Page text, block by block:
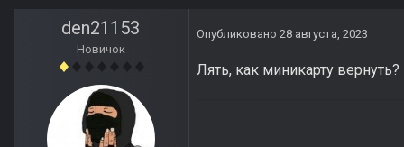
den21153
Новичок
Опубликовано 28 августа, 2023
Лять, как миникарту вернуть?